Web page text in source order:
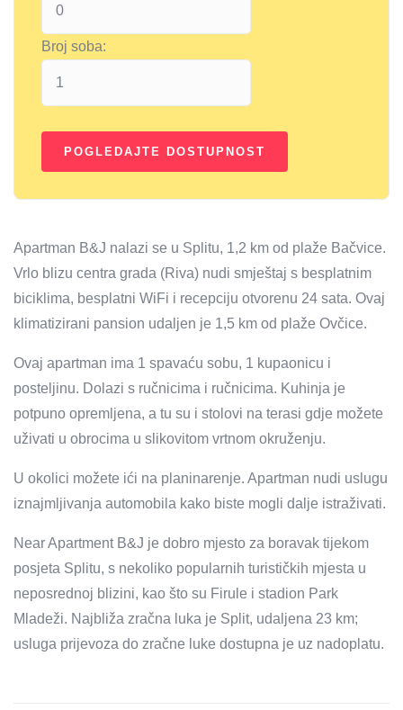
Broj soba:
Apartman B&J nalazi se u Splitu, 1,2 km od plaže Bačvice.
Vrlo blizu centra grada (Riva) nudi smještaj s besplatnim
biciklima, besplatni WiFi i recepciju otvorenu 24 sata. Ovaj
klimatizirani pansion udaljen je 1,5 km od plaže Ovčice.
Ovaj apartman ima 1 spavaću sobu, 1 kupaonicu i
posteljinu. Dolazi s ručnicima i ručnicima. Kuhinja je
potpuno opremljena, a tu su i stolovi na terasi gdje možete
uživati ​​u obrocima u slikovitom vrtnom okruženju.
U okolici možete ići na planinarenje. Apartman nudi uslugu
iznajmljivanja automobila kako biste mogli dalje istraživati.
Near Apartment B&J je dobro mjesto za boravak tijekom
posjeta Splitu, s nekoliko popularnih turističkih mjesta u
neposrednoj blizini, kao što su Firule i stadion Park
Mladeži. Najbliža zračna luka je Split, udaljena 23 km;
usluga prijevoza do zračne luke dostupna je uz nadoplatu.